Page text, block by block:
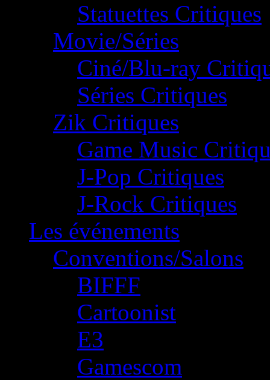
Statuettes Critiques
Movie/Séries
Ciné/Blu-ray
Séries Critiques
Zik Critiques
Game Music
J-Pop Critiques
J-Rock Critiques
Les événements
Conventions/Salons
BIFFF
Cartoonist
E3
Gamescom